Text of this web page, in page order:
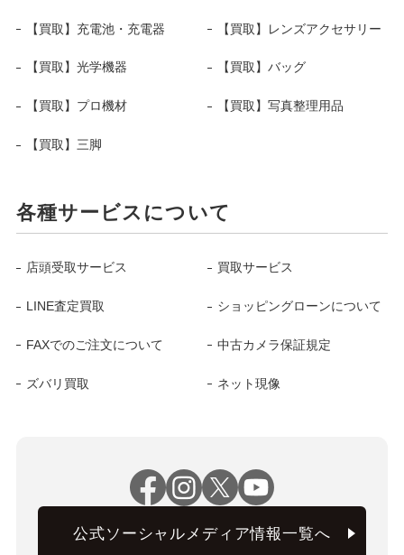
【買取】充電池・充電器 【買取】レンズアクセサリー
【買取】光学機器 【買取】バッグ
【買取】プロ機材 【買取】写真整理用品
【買取】三脚
各種サービスについて
店頭受取サービス 買取サービス
LINE査定買取 ショッピングローンについて
FAXでのご注文について 中古カメラ保証規定
ズバリ買取 ネット現像
公式ソーシャルメディア情報一覧へ